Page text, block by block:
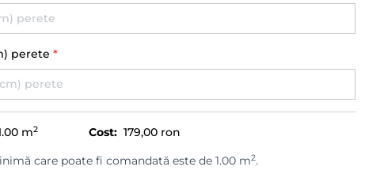
perete *
m2 Cost: 179,00 ron
care poate fi comandată este de 1.00 m2.